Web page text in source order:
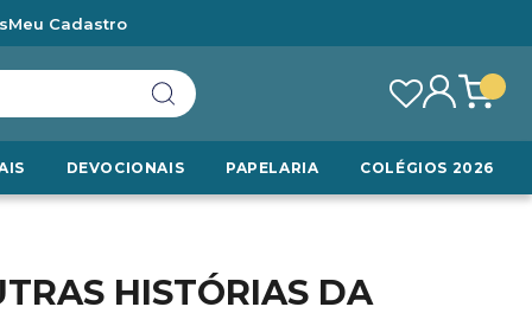
Meu Cadastro
DEVOCIONAIS PAPELARIA COLÉGIOS 2026
HISTÓRIAS DA